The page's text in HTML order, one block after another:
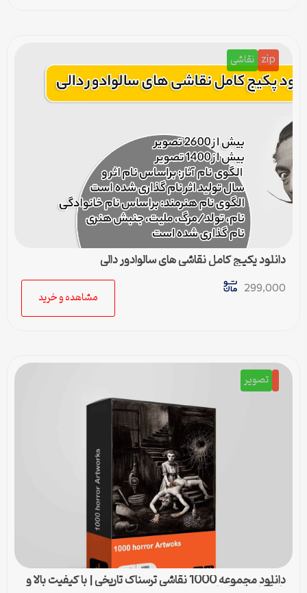
zip نقاشی
دانلود پکیج کامل نقاشی های سالوادور دالی
299,000
مشاهده و خرید
تصویر
دانلود مجموعه 1000 نقاشی ترسناک تاریخی | با کیفیت بالا و